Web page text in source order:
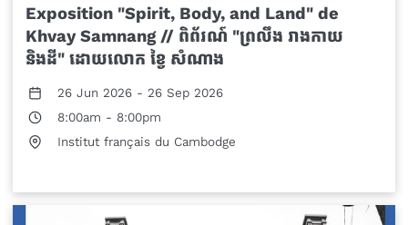
Exposition "Spirit, Body, and Land" de
Khvay Samnang // ពិព័រណ៍ "ព្រលឹង រាងកាយ
និងដី" ដោយលោក ខ្វៃ សំណាង
26 Jun 2026 - 26 Sep 2026
8:00am - 8:00pm
Institut français du Cambodge